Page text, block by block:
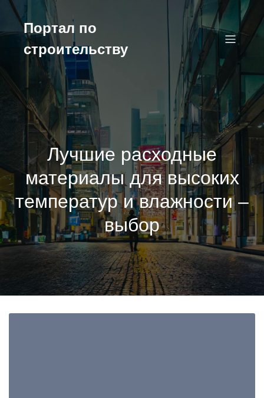
Перейти
содержимому
Портал по
строительству
Лучшие расходные
материалы для высоких
температур и влажности –
выбор